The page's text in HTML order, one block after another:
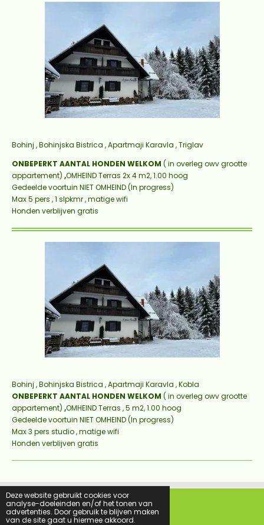
Deze website gebruikt cookies voor
analyse-doeleinden en/of het tonen van
advertenties. Door gebruik te blijven maken
van de site gaat u hiermee akkoord.
Bohinj , Bohinjska Bistrica , Apartmaji Karavla , Triglav
ONBEPERKT AANTAL HONDEN WELKOM ( in overleg owv grootte
appartement) ,OMHEIND Terras 2x 4 m2, 1.00 hoog
Gedeelde voortuin NIET OMHEIND (In progress)
Max 5 pers , 1 slpkmr , matige wifi
Honden verblijven gratis
Bohinj , Bohinjska Bistrica , Apartmaji Karavla , Kobla
ONBEPERKT AANTAL HONDEN WELKOM ( in overleg owv grootte
appartement) ,OMHEIND Terras , 5 m2, 1.00 hoog
Gedeelde voortuin NIET OMHEIND (In progress)
Max 3 pers studio , matige wifi
Honden verblijven gratis
F
I